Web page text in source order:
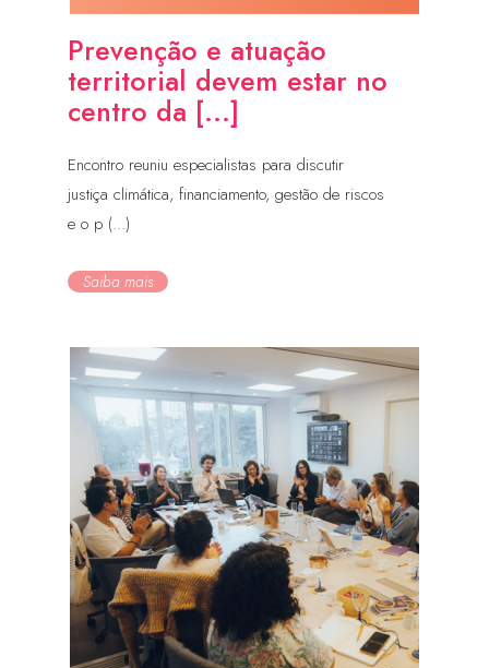
Prevenção e atuação
territorial devem estar no
centro da [...]
Encontro reuniu especialistas para discutir
justiça climática, financiamento, gestão de riscos
e o p (...)
Saiba mais